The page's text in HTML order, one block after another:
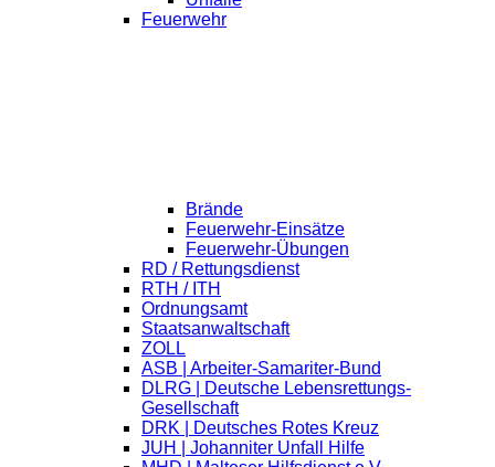
Feuerwehr
Brände
Feuerwehr-Einsätze
Feuerwehr-Übungen
RD / Rettungsdienst
RTH / ITH
Ordnungsamt
Staatsanwaltschaft
ZOLL
ASB | Arbeiter-Samariter-Bund
DLRG | Deutsche Lebensrettungs-
Gesellschaft
DRK | Deutsches Rotes Kreuz
JUH | Johanniter Unfall Hilfe